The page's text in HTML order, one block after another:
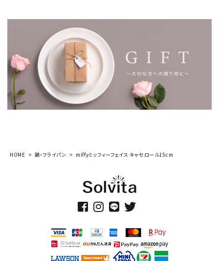
HOME 鍋・フライパン miffyミッフィーフェイス キャセロール15cm